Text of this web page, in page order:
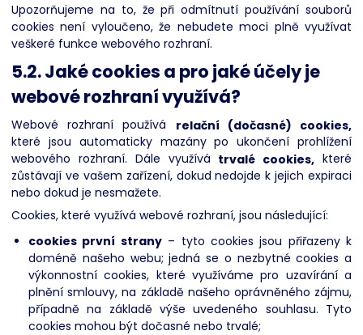
Upozorňujeme na to, že při odmítnutí používání souborů
cookies není vyloučeno, že nebudete moci plně využívat
veškeré funkce webového rozhraní.
5.2. Jaké cookies a pro jaké účely je
webové rozhraní využívá?
Webové rozhraní používá relační (dočasné) cookies,
které jsou automaticky mazány po ukončení prohlížení
webového rozhraní. Dále využívá trvalé cookies, které
zůstávají ve vašem zařízení, dokud nedojde k jejich expiraci
nebo dokud je nesmažete.
Cookies, které využívá webové rozhraní, jsou následující:
cookies první strany– tyto cookies jsou přiřazeny k
doméně našeho webu; jedná se o nezbytné cookies a
výkonnostní cookies, které využíváme pro uzavírání a
plnění smlouvy, na základě našeho oprávněného zájmu,
případně na základě výše uvedeného souhlasu. Tyto
cookies mohou být dočasné nebo trvalé;